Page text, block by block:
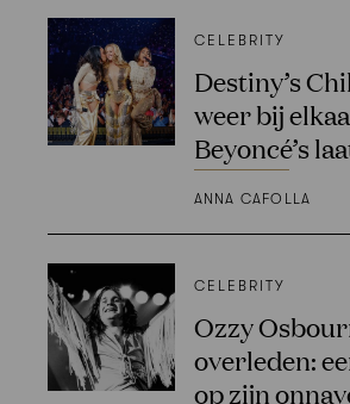
CELEBRITY
Destiny’s
weer bij
Beyoncé’s
ANNA CAFOLLA
CELEBRITY
Ozzy
overleden:
op zijn